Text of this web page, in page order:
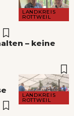
LANDKREIS
ROTTWEIL
– keine
LANDKREIS
ROTTWEIL